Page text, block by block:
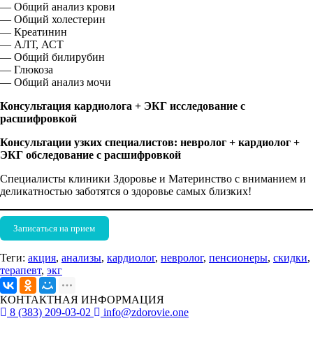
— Общий анализ крови
— Общий холестерин
— Креатинин
— АЛТ, АСТ
— Общий билирубин
— Глюкоза
— Общий анализ мочи
Консультация кардиолога + ЭКГ исследование с
расшифровкой
Консультации узких специалистов: невролог + кардиолог +
ЭКГ обследование с расшифровкой
Специалисты клиники Здоровье и Материнство с вниманием и
деликатностью заботятся о здоровье самых близких!
Записаться на прием
Теги: акция, анализы, кардиолог, невролог, пенсионеры, скидки,
терапевт, экг
КОНТАКТНАЯ ИНФОРМАЦИЯ
8 (383) 209-03-02
info@zdorovie.one